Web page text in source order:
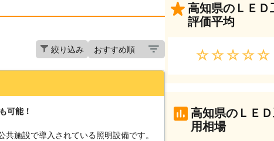
絞り込み
可能！
施設で導入されている照明設備です。
高知県のＬＥＤ
評価平均
★★★★★
高知県のＬＥ
用相場